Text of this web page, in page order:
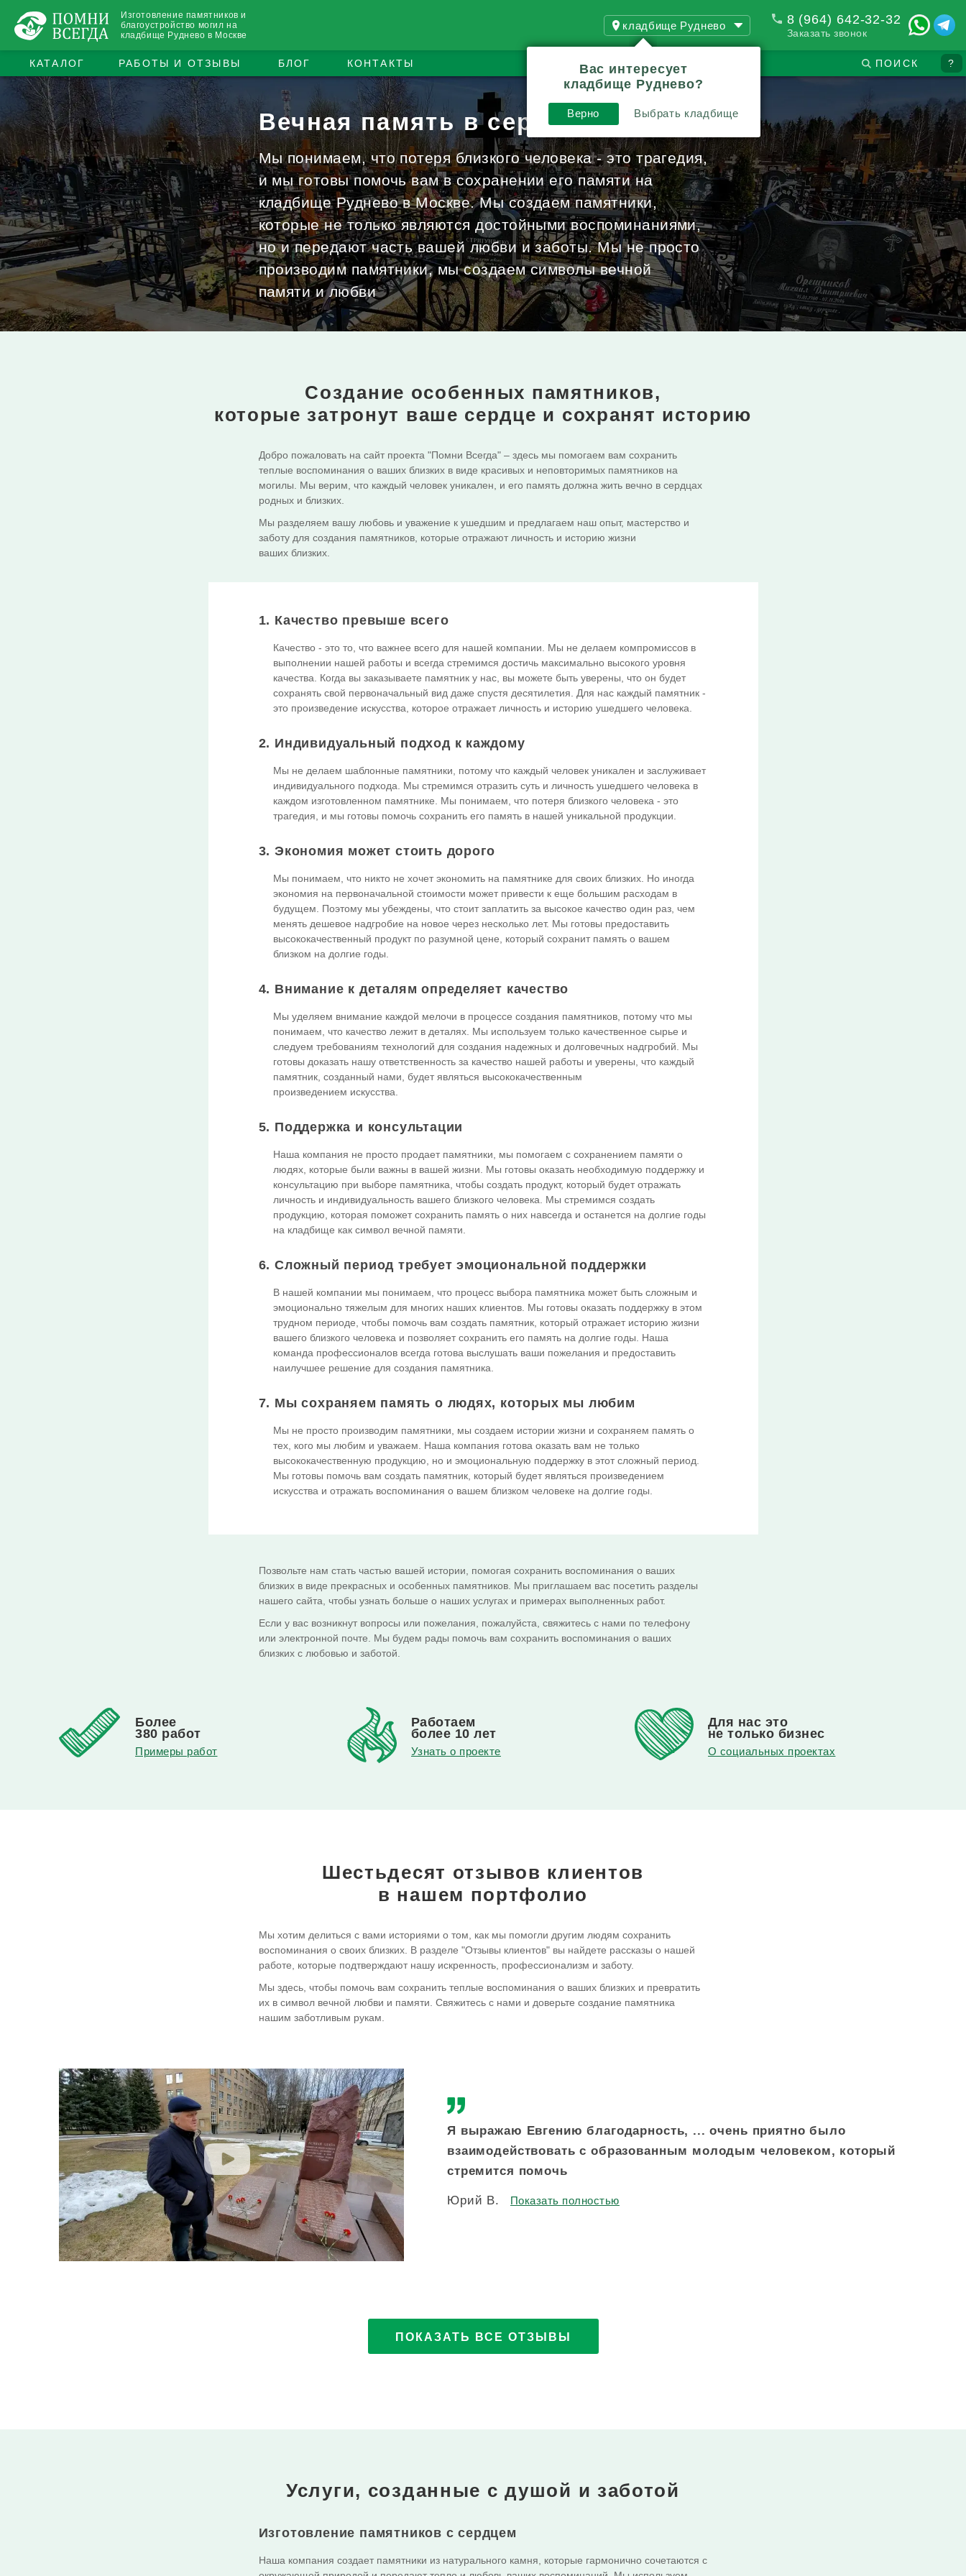
Изготовление памятников и
благоустройство могил на
кладбище Руднево в Москве
8 (964) 642-32-32
Заказать звонок
кладбище Руднево
КАТАЛОГ РАБОТЫ И ОТЗЫВЫ БЛОГ КОНТАКТЫ ?
ПОИСК
Вечная память в сердцах и камне
Мы понимаем, что потеря близкого человека - это трагедия,
и мы готовы помочь вам в сохранении его памяти на
кладбище Руднево в Москве. Мы создаем памятники,
которые не только являются достойными воспоминаниями,
но и передают часть вашей любви и заботы. Мы не просто
производим памятники, мы создаем символы вечной
памяти и любви
Создание особенных памятников,
которые затронут ваше сердце и сохранят историю
Добро пожаловать на сайт проекта "Помни Всегда" – здесь мы помогаем вам сохранить
теплые воспоминания о ваших близких в виде красивых и неповторимых памятников на
могилы. Мы верим, что каждый человек уникален, и его память должна жить вечно в сердцах
родных и близких.
Мы разделяем вашу любовь и уважение к ушедшим и предлагаем наш опыт, мастерство и
заботу для создания памятников, которые отражают личность и историю жизни
ваших близких.
1. Качество превыше всего
Качество - это то, что важнее всего для нашей компании. Мы не делаем компромиссов в
выполнении нашей работы и всегда стремимся достичь максимально высокого уровня
качества. Когда вы заказываете памятник у нас, вы можете быть уверены, что он будет
сохранять свой первоначальный вид даже спустя десятилетия. Для нас каждый памятник -
это произведение искусства, которое отражает личность и историю ушедшего человека.
2. Индивидуальный подход к каждому
Мы не делаем шаблонные памятники, потому что каждый человек уникален и заслуживает
индивидуального подхода. Мы стремимся отразить суть и личность ушедшего человека в
каждом изготовленном памятнике. Мы понимаем, что потеря близкого человека - это
трагедия, и мы готовы помочь сохранить его память в нашей уникальной продукции.
3. Экономия может стоить дорого
Мы понимаем, что никто не хочет экономить на памятнике для своих близких. Но иногда
экономия на первоначальной стоимости может привести к еще большим расходам в
будущем. Поэтому мы убеждены, что стоит заплатить за высокое качество один раз, чем
менять дешевое надгробие на новое через несколько лет. Мы готовы предоставить
высококачественный продукт по разумной цене, который сохранит память о вашем
близком на долгие годы.
4. Внимание к деталям определяет качество
Мы уделяем внимание каждой мелочи в процессе создания памятников, потому что мы
понимаем, что качество лежит в деталях. Мы используем только качественное сырье и
следуем требованиям технологий для создания надежных и долговечных надгробий. Мы
готовы доказать нашу ответственность за качество нашей работы и уверены, что каждый
памятник, созданный нами, будет являться высококачественным
произведением искусства.
5. Поддержка и консультации
Наша компания не просто продает памятники, мы помогаем с сохранением памяти о
людях, которые были важны в вашей жизни. Мы готовы оказать необходимую поддержку и
консультацию при выборе памятника, чтобы создать продукт, который будет отражать
личность и индивидуальность вашего близкого человека. Мы стремимся создать
продукцию, которая поможет сохранить память о них навсегда и останется на долгие годы
на кладбище как символ вечной памяти.
6. Сложный период требует эмоциональной поддержки
В нашей компании мы понимаем, что процесс выбора памятника может быть сложным и
эмоционально тяжелым для многих наших клиентов. Мы готовы оказать поддержку в этом
трудном периоде, чтобы помочь вам создать памятник, который отражает историю жизни
вашего близкого человека и позволяет сохранить его память на долгие годы. Наша
команда профессионалов всегда готова выслушать ваши пожелания и предоставить
наилучшее решение для создания памятника.
7. Мы сохраняем память о людях, которых мы любим
Мы не просто производим памятники, мы создаем истории жизни и сохраняем память о
тех, кого мы любим и уважаем. Наша компания готова оказать вам не только
высококачественную продукцию, но и эмоциональную поддержку в этот сложный период.
Мы готовы помочь вам создать памятник, который будет являться произведением
искусства и отражать воспоминания о вашем близком человеке на долгие годы.
Позвольте нам стать частью вашей истории, помогая сохранить воспоминания о ваших
близких в виде прекрасных и особенных памятников. Мы приглашаем вас посетить разделы
нашего сайта, чтобы узнать больше о наших услугах и примерах выполненных работ.
Если у вас возникнут вопросы или пожелания, пожалуйста, свяжитесь с нами по телефону
или электронной почте. Мы будем рады помочь вам сохранить воспоминания о ваших
близких с любовью и заботой.
Более
380 работ
Примеры работ
Работаем
более 10 лет
Узнать о проекте
Для нас это
не только бизнес
О социальных проектах
Шестьдесят отзывов клиентов
в нашем портфолио
Мы хотим делиться с вами историями о том, как мы помогли другим людям сохранить
воспоминания о своих близких. В разделе "Отзывы клиентов" вы найдете рассказы о нашей
работе, которые подтверждают нашу искренность, профессионализм и заботу.
Мы здесь, чтобы помочь вам сохранить теплые воспоминания о ваших близких и превратить
их в символ вечной любви и памяти. Свяжитесь с нами и доверьте создание памятника
нашим заботливым рукам.
Я выражаю Евгению благодарность, ... очень приятно было
взаимодействовать с образованным молодым человеком, который
стремится помочь
Юрий В. Показать полностью
ПОКАЗАТЬ ВСЕ ОТЗЫВЫ
Услуги, созданные с душой и заботой
Изготовление памятников с сердцем
Наша компания создает памятники из натурального камня, которые гармонично сочетаются с
Вас интересует
кладбище Руднево?
Верно Выбрать кладбище